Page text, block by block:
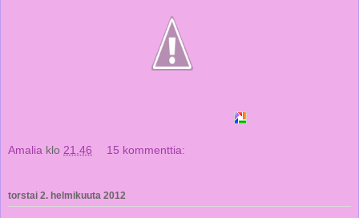
Amalia klo 21.46 15 kommenttia:
torstai 2. helmikuuta 2012